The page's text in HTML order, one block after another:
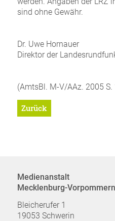
sind ohne Gewähr.
Dr. Uwe Hornauer
Direktor der
(AmtsBl. M-V/AAz. 2005
Zurück
Medienanstalt
Mecklenburg-Vorpommern
Bleicherufer 1
19053 Schwerin